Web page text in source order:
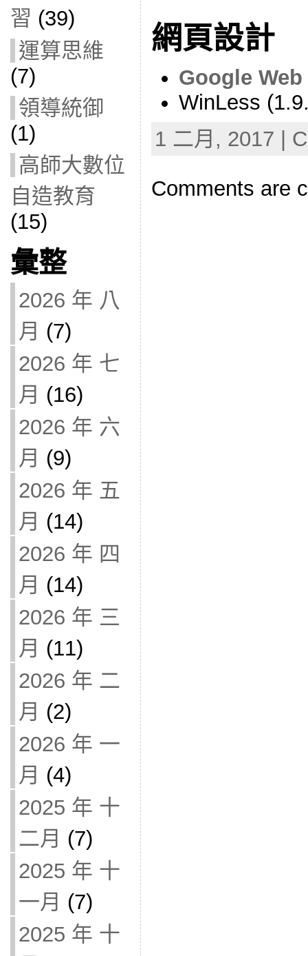
習 (39)
運算思維
(7)
領導統御
(1)
高師大數位
自造教育
(15)
彙整
2026 年 八
月 (7)
2026 年 七
月 (16)
2026 年 六
月 (9)
2026 年 五
月 (14)
2026 年 四
月 (14)
2026 年 三
月 (11)
2026 年 二
月 (2)
2026 年 一
月 (4)
2025 年 十
二月 (7)
2025 年 十
一月 (7)
2025 年 十
網頁設計
Google
WinLess
1 二月, 2017 |
Comments are